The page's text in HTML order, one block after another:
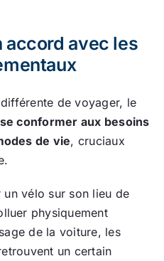
accord avec les
différente de voyager, le
conformer aux besoins
de vie, cruciaux
vélo sur son lieu de
physiquement
de la voiture, les
un certain